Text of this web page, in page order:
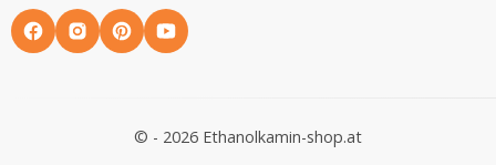
© - 2026 Ethanolkamin-shop.at